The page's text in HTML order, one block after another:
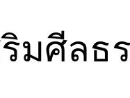
มศีลธ